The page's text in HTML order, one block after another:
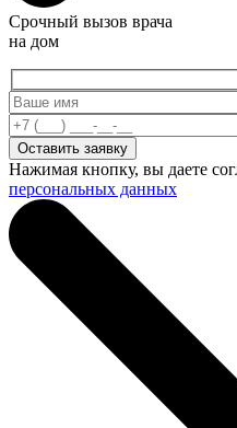
Срочный вызов врача
на дом
Нажимая кнопку, вы даете
персональных данных